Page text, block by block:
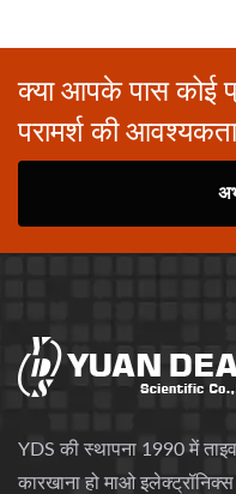
क्या आपके पास कोई
परामर्श की
YDS की स्थापना 1990 में
कारखाना हो माओ